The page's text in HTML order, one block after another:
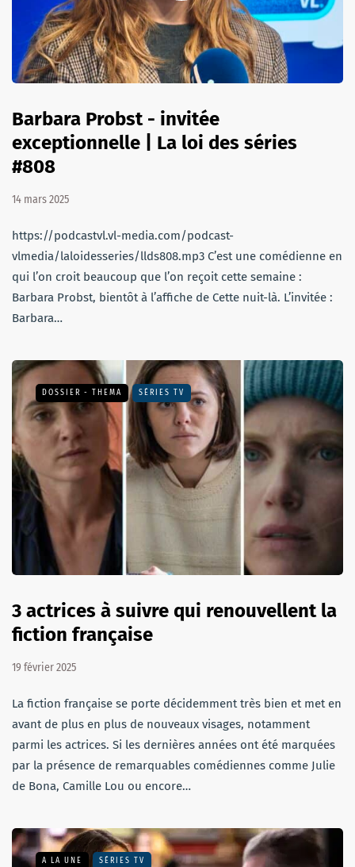
Barbara Probst - invitée
exceptionnelle | La loi des séries
#808
14 mars 2025
https://podcastvl.vl-media.com/podcast-
vlmedia/laloidesseries/llds808.mp3 C’est une comédienne en
qui l’on croit beaucoup que l’on reçoit cette semaine :
Barbara Probst, bientôt à l’affiche de Cette nuit-là. L’invitée :
Barbara…
DOSSIER - THEMA SÉRIES TV
3 actrices à suivre qui renouvellent la
fiction française
19 février 2025
La fiction française se porte décidemment très bien et met en
avant de plus en plus de nouveaux visages, notamment
parmi les actrices. Si les dernières années ont été marquées
par la présence de remarquables comédiennes comme Julie
de Bona, Camille Lou ou encore…
A LA UNE SÉRIES TV